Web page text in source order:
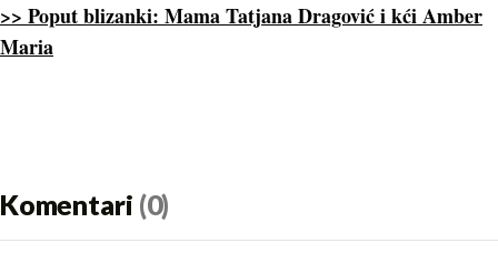
>> Poput blizanki: Mama Tatjana Dragović i kći Amber
Maria
Komentari (0)